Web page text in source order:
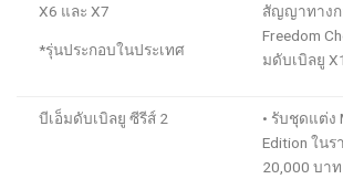
X6 และ X7
*รุ่นประกอบในประเทศ
สัญญาทางก
Freedom
มดับเบิลยู X1
บีเอ็มดับเบิลยู ซีรีส์ 2 • รับชุดแต่ง
Edition ในร
20,000 บาท